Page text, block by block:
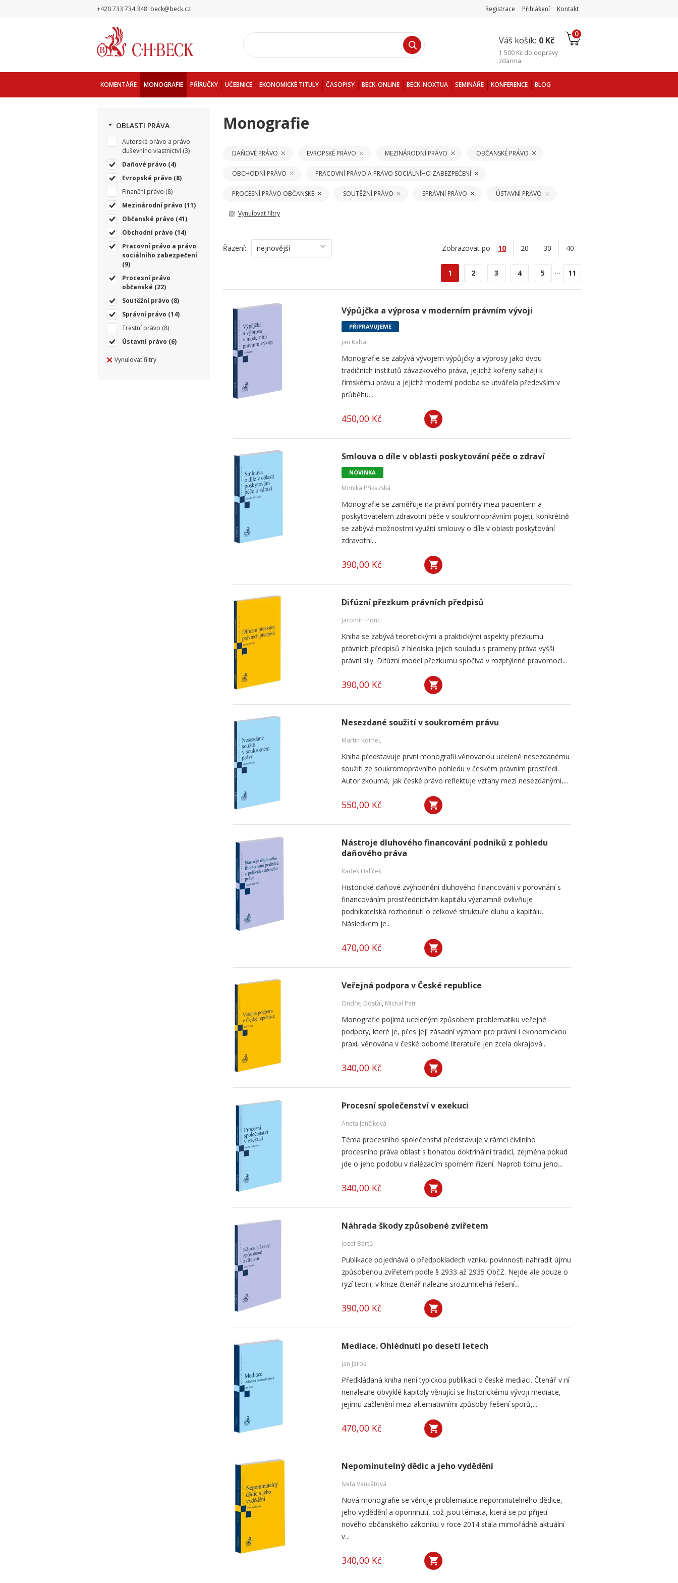
+420 733 734 348 beck@beck.cz Registrace Přihlášení Kontakt
Váš košík: 0 Kč
0
1 500 Kč do dopravy
zdarma.
KOMENTÁŘE MONOGRAFIE PŘÍRUČKY UČEBNICE EKONOMICKÉ TITULY ČASOPISY BECK-ONLINE BECK-NOXTUA SEMINÁŘE KONFERENCE BLOG
OBLASTI PRÁVA
Autorské právo a právo
duševního vlastnictví (3)
Daňové právo (4)
Evropské právo (8)
Finanční právo (8)
Mezinárodní právo (11)
Občanské právo (41)
Obchodní právo (14)
Pracovní právo a právo
sociálního zabezpečení
(9)
Procesní právo
občanské (22)
Soutěžní právo (8)
Správní právo (14)
Trestní právo (8)
Ústavní právo (6)
Vynulovat filtry
Monografie
DAŇOVÉ PRÁVO EVROPSKÉ PRÁVO MEZINÁRODNÍ PRÁVO OBČANSKÉ PRÁVO
OBCHODNÍ PRÁVO PRACOVNÍ PRÁVO A PRÁVO SOCIÁLNÍHO ZABEZPEČENÍ
PROCESNÍ PRÁVO OBČANSKÉ SOUTĚŽNÍ PRÁVO SPRÁVNÍ PRÁVO ÚSTAVNÍ PRÁVO
Vynulovat filtry
Řazení: nejnovější Zobrazovat po 10 20 30 40
1 2 3 4 5 ... 11
Výpůjčka a výprosa v moderním právním vývoji
PŘIPRAVUJEME
Jan Kabát
Monografie se zabývá vývojem výpůjčky a výprosy jako dvou
tradičních institutů závazkového práva, jejichž kořeny sahají k
římskému právu a jejichž moderní podoba se utvářela především v
průběhu...
450,00 Kč
Smlouva o díle v oblasti poskytování péče o zdraví
NOVINKA
Monika Příkazská
Monografie se zaměřuje na právní poměry mezi pacientem a
poskytovatelem zdravotní péče v soukromoprávním pojetí, konkrétně
se zabývá možnostmi využití smlouvy o díle v oblasti poskytování
zdravotní...
390,00 Kč
Difúzní přezkum právních předpisů
Jaromír Fronc
Kniha se zabývá teoretickými a praktickými aspekty přezkumu
právních předpisů z hlediska jejich souladu s prameny práva vyšší
právní síly. Difúzní model přezkumu spočívá v rozptýlené pravomoci...
390,00 Kč
Nesezdané soužití v soukromém právu
Martin Kornel,
Kniha představuje první monografii věnovanou uceleně nesezdanému
soužití ze soukromoprávního pohledu v českém právním prostředí.
Autor zkoumá, jak české právo reflektuje vztahy mezi nesezdanými,...
550,00 Kč
Nástroje dluhového financování podniků z pohledu
daňového práva
Radek Halíček
Historické daňové zvýhodnění dluhového financování v porovnání s
financováním prostřednictvím kapitálu významně ovlivňuje
podnikatelská rozhodnutí o celkové struktuře dluhu a kapitálu.
Následkem je...
470,00 Kč
Veřejná podpora v České republice
Ondřej Dostal, Michal Petr
Monografie pojímá uceleným způsobem problematiku veřejné
podpory, které je, přes její zásadní význam pro právní i ekonomickou
praxi, věnována v české odborné literatuře jen zcela okrajová...
340,00 Kč
Procesní společenství v exekuci
Aneta Jančíková
Téma procesního společenství představuje v rámci civilního
procesního práva oblast s bohatou doktrinální tradicí, zejména pokud
jde o jeho podobu v nalézacím sporném řízení. Naproti tomu jeho...
340,00 Kč
Náhrada škody způsobené zvířetem
Josef Bártů
Publikace pojednává o předpokladech vzniku povinnosti nahradit újmu
způsobenou zvířetem podle § 2933 až 2935 ObčZ. Nejde ale pouze o
ryzí teorii, v knize čtenář nalezne srozumitelná řešení...
390,00 Kč
Mediace. Ohlédnutí po deseti letech
Jan Jaroš
Předkládaná kniha není typickou publikací o české mediaci. Čtenář v ní
nenalezne obvyklé kapitoly věnující se historickému vývoji mediace,
jejímu začlenění mezi alternativními způsoby řešení sporů,...
470,00 Kč
Nepominutelný dědic a jeho vydědění
Iveta Vankátová
Nová monografie se věnuje problematice nepominutelného dědice,
jeho vydědění a opominutí, což jsou témata, která se po přijetí
nového občanského zákoníku v roce 2014 stala mimořádně aktuální
v...
340,00 Kč